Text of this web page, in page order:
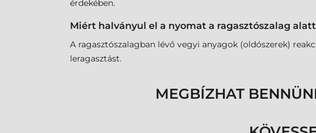
érdekében.
Miért halványul el a nyomat a ragasztószalag
A ragasztószalagban lévő vegyi anyagok (oldószerek)
leragasztást.
MEGBÍZHAT